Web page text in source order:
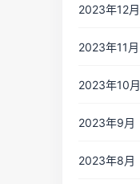
2023年12月
2023年11月
2023年10月
2023年9月
2023年8月